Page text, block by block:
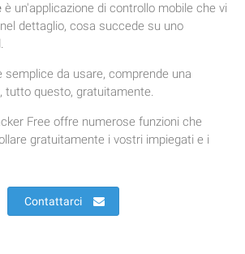
è un'applicazione di controllo mobile che vi
dettaglio, cosa succede su uno
semplice da usare, comprende una
tutto questo, gratuitamente.
Free offre numerose funzioni che
gratuitamente i vostri impiegati e i
Contattarci